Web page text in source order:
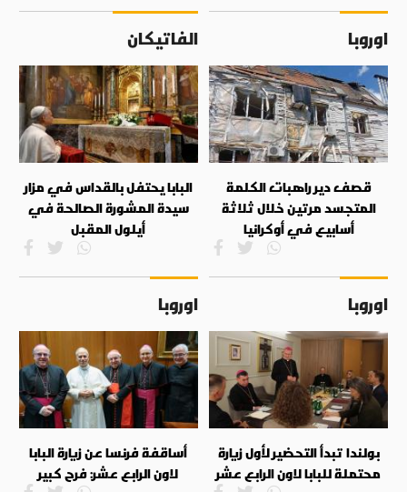
اوروبا
قصف دير راهبات الكلمة
المتجسد مرتين خلال ثلاثة
أسابيع في أوكرانيا
الفاتيكان
البابا يحتفل بالقداس في مزار
سيدة المشورة الصالحة في
أيلول المقبل
اوروبا
بولندا تبدأ التحضير لأول زيارة
محتملة للبابا لاون الرابع عشر
اوروبا
أساقفة فرنسا عن زيارة البابا
لاون الرابع عشر: فرح كبير